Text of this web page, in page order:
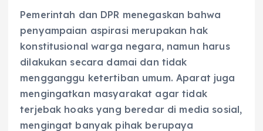
Pemerintah dan DPR menegaskan bahwa
penyampaian aspirasi merupakan hak
konstitusional warga negara, namun harus
dilakukan secara damai dan tidak
mengganggu ketertiban umum. Aparat juga
mengingatkan masyarakat agar tidak
terjebak hoaks yang beredar di media sosial,
mengingat banyak pihak berupaya